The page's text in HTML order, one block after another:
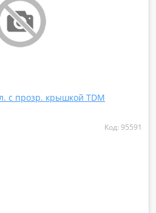
с прозр. крышкой TDM
Код: 95591